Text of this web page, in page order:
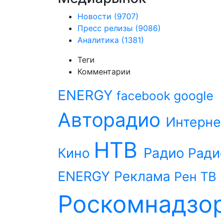
Новости (9707)
Пресс релизы (9086)
Аналитика (1381)
Теги
Комментарии
ENERGY facebook google
Авторадио
Кино НТВ Радио
ENERGY Реклама Рен ТВ